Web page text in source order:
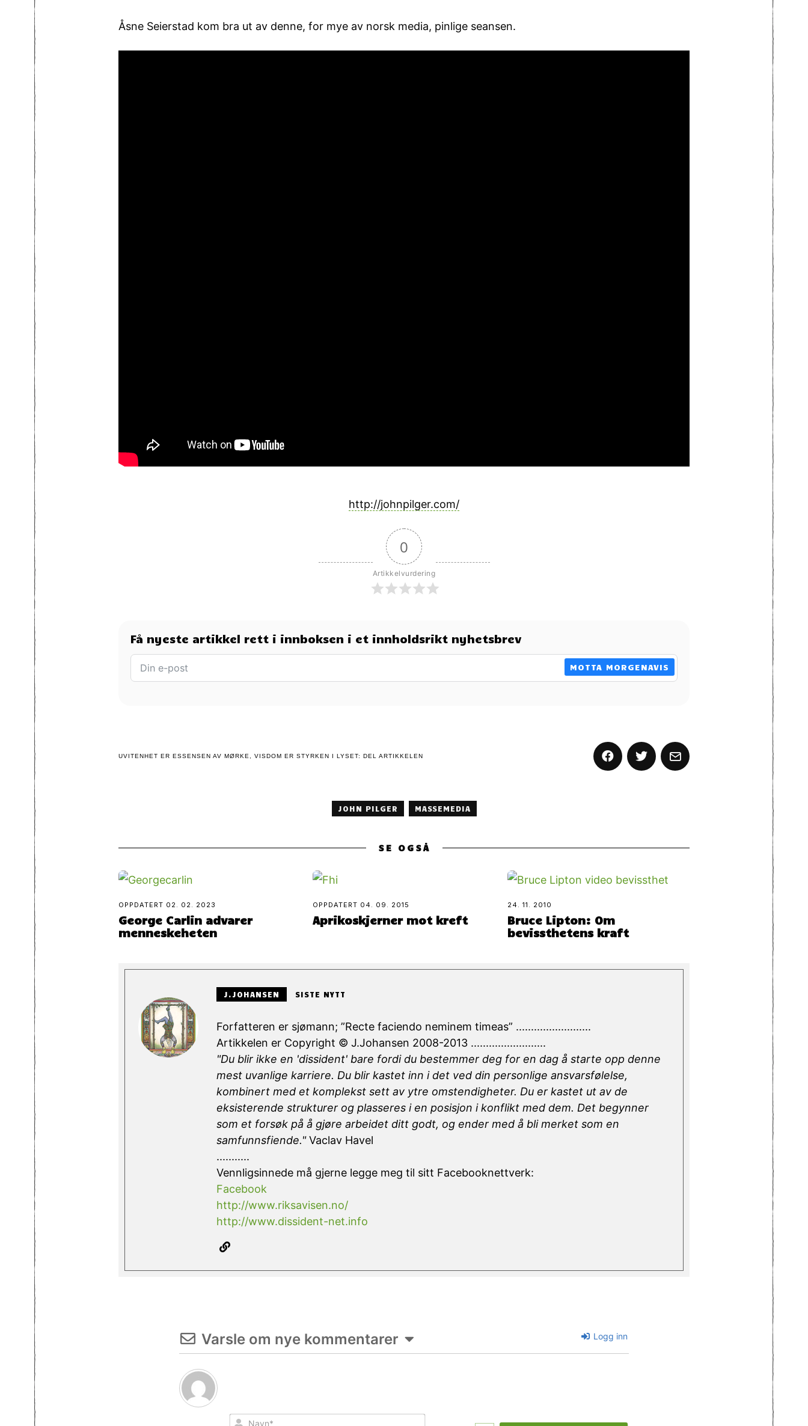
Åsne Seierstad kom bra ut av denne, for mye av norsk media, pinlige seansen.
http://johnpilger.com/
0
Artikkelvurdering
Få nyeste artikkel rett i innboksen i et innholdsrikt nyhetsbrev
MOTTA MORGENAVIS
UVITENHET ER ESSENSEN AV MØRKE, VISDOM ER STYRKEN I LYSET: DEL ARTIKKELEN
JOHN PILGER MASSEMEDIA
SE OGSÅ
OPPDATERT 02. 02. 2023
George Carlin advarer
menneskeheten
OPPDATERT 04. 09. 2015
Aprikoskjerner mot kreft
24. 11. 2010
Bruce Lipton: Om
bevissthetens kraft
J.JOHANSEN SISTE NYTT
Forfatteren er sjømann; ”Recte faciendo neminem timeas” .........................
Artikkelen er Copyright © J.Johansen 2008-2013 .........................
"Du blir ikke en 'dissident' bare fordi du bestemmer deg for en dag å starte opp denne
mest uvanlige karriere. Du blir kastet inn i det ved din personlige ansvarsfølelse,
kombinert med et komplekst sett av ytre omstendigheter. Du er kastet ut av de
eksisterende strukturer og plasseres i en posisjon i konflikt med dem. Det begynner
som et forsøk på å gjøre arbeidet ditt godt, og ender med å bli merket som en
samfunnsfiende."Vaclav Havel
...........
Vennligsinnede må gjerne legge meg til sitt Facebooknettverk:
Facebook
http://www.riksavisen.no/
http://www.dissident-net.info
Varsle om nye kommentarer Logg inn